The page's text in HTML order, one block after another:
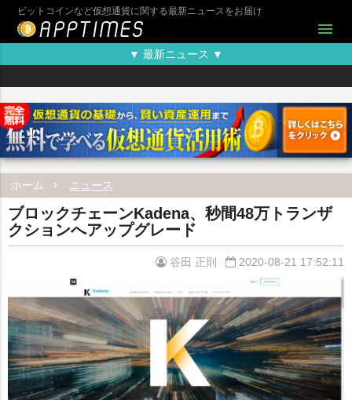
ビットコインなど仮想通貨に関する最新ニュースをお届け
menu
▼ 最新ニュース ▼
ホーム ニュース
ブロックチェーンKadena、秒間48万トランザ
クションへアップグレード
谷田 正則 2020-08-21 17:52:11